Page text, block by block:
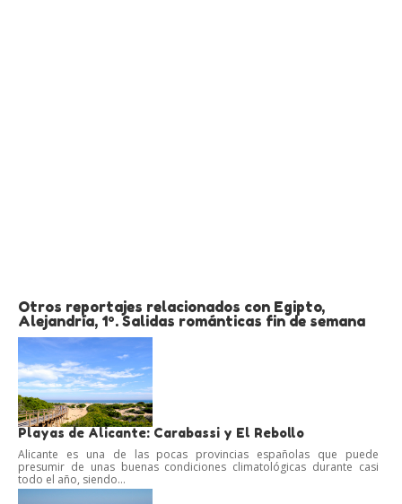
Otros reportajes relacionados con Egipto,
Alejandría, 1º. Salidas románticas fin de semana
Playas de Alicante: Carabassi y El Rebollo
Alicante es una de las pocas provincias españolas que puede
presumir de unas buenas condiciones climatológicas durante casi
todo el año, siendo...